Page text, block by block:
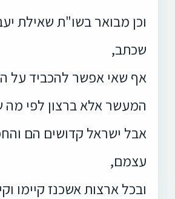
וכן מבואר בשו"ת שאילת
שכתב,
אף שאי אפשר להכביד על
המעשר אלא ברצון לפי
אבל ישראל קדושים הם
עצמם,
ובכל ארצות אשכנז קיימו